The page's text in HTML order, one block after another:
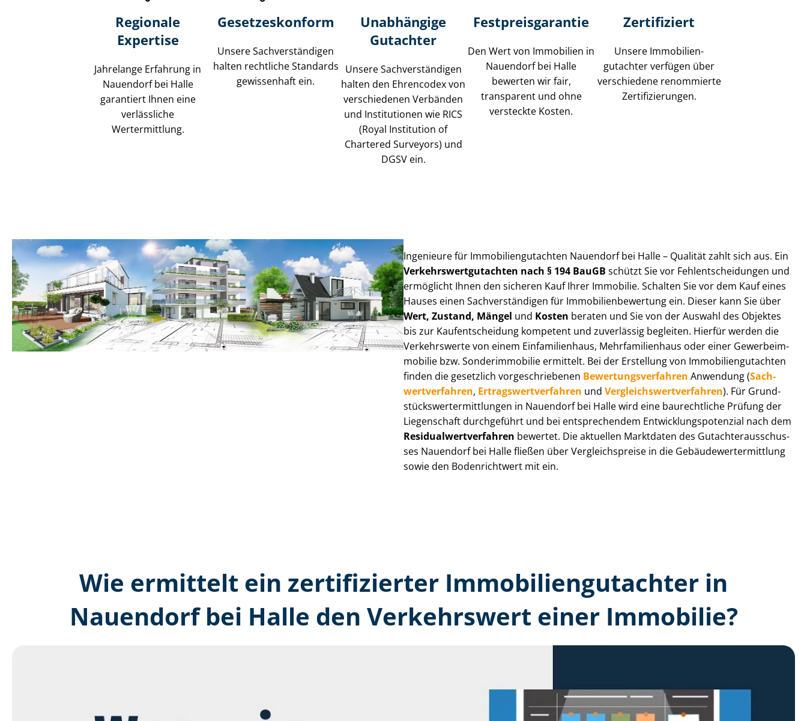
Regionale
Expertise
Jahrelange Erfahrung in
Nauendorf bei Halle
garantiert Ihnen eine
verlässliche
Wertermittlung.
Gesetzes­konform
Unsere Sach­ver­stän­di­gen
halten rechtliche Standards
gewissenhaft ein.
Unabhängige
Gutachter
Unsere Sach­ver­stän­di­gen
halten den Ehrencodex von
verschiedenen Verbänden
und Institutionen wie RICS
(Royal Institution of
Chartered Surveyors) und
DGSV ein.
Festpreis​garantie
Den Wert von Immobilien in
Nauendorf bei Halle
bewerten wir fair,
transparent und ohne
versteckte Kosten.
Zertifiziert
Unsere Immobilien­
gutachter verfügen über
verschiedene renommierte
Zer­ti­fi­zie­run­gen.
Ingenieure für Im­mo­bi­li­en­gut­ach­ten Nauendorf bei Halle – Qualität zahlt sich aus. Ein
Ver­kehrs­wert­gut­ach­ten nach § 194 BauGB schützt Sie vor Fehl­ent­schei­dun­gen und
ermöglicht Ihnen den sicheren Kauf Ihrer Immobilie. Schalten Sie vor dem Kauf eines
Hauses einen Sach­ver­stän­di­gen für Im­mo­bi­li­en­be­wer­tung ein. Dieser kann Sie über
Wert, Zustand, Mängel und Kosten beraten und Sie von der Auswahl des Objektes
bis zur Kauf­ent­schei­dung kompetent und zuverlässig begleiten. Hierfür werden die
Verkehrswerte von einem Einfamilienhaus, Mehr­fa­mi­li­en­haus oder einer Ge­wer­be­im­
mo­bi­lie bzw. Sonderimmobilie ermittelt. Bei der Erstellung von Im­mo­bi­li­en­gut­ach­ten
finden die gesetzlich vor­ge­schrie­be­nen Be­wer­tungs­ver­fah­ren Anwendung (Sach­
wert­ver­fah­ren, Er­trags­wert­ver­fah­ren und Ver­gleichs­wert­ver­fah­ren). Für Grund­
stücks­wert­ermitt­lun­gen in Nauendorf bei Halle wird eine baurechtliche Prüfung der
Liegenschaft durchgeführt und bei entsprechendem Ent­wick­lungs­po­ten­zi­al nach dem
Re­si­du­al­wert­ver­fah­ren bewertet. Die aktuellen Marktdaten des Gut­ach­ter­aus­schus­
ses Nauendorf bei Halle fließen über Ver­gleichs­prei­se in die Ge­bäu­de­wert­ermitt­lung
sowie den Bodenrichtwert mit ein.
Wie ermittelt ein zertifizierter Immobilien­gutachter in
Nauendorf bei Halle den Verkehrswert einer Immobilie?